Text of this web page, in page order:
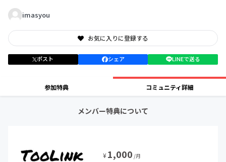
imasyou
お気に入りに登録する
ポスト シェア LINEで送る
参加特典 コミュニティ詳細
メンバー特典について
¥1,000 /月